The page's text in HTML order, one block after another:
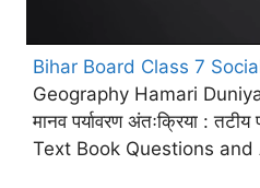
Bihar Board Class 7
Geography Hamari
मानव पर्यावरण अंतःक्रिया :
Text Book Questions